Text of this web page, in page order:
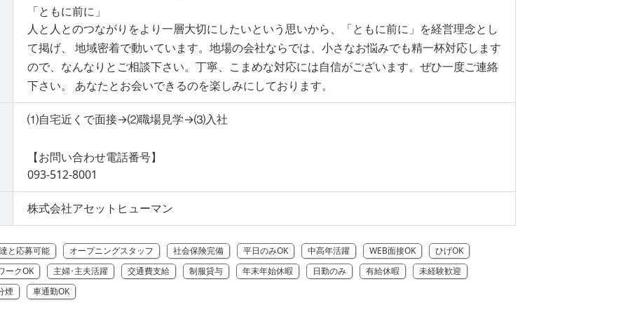
「ともに前に」
人と人とのつながりをより一層大切にしたいという思いから、「ともに前に」を経営理念とし
て掲げ、 地域密着で動いています。地場の会社ならでは、小さなお悩みでも精一杯対応します
ので、なんなりとご相談下さい。丁寧、こまめな対応には自信がございます。ぜひ一度ご連絡
下さい。 あなたとお会いできるのを楽しみにしております。
⑴自宅近くで面接→⑵職場見学→⑶入社
【お問い合わせ電話番号】
093-512-8001
株式会社アセットヒューマン
と応募可能 オープニングスタッフ 社会保険完備 平日のみOK 中高年活躍 WEB面接OK
ひげOK
ークOK
主婦･主夫活躍 交通費支給 制服貸与 年末年始休暇 日勤のみ 有給休暇
未経験歓迎
煙
車通勤OK